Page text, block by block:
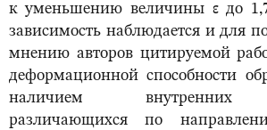
к уменьшению величины ε до
зависимость наблюдается и для
мнению авторов цитируемой
деформационной способности
наличием внутренних
различающихся по